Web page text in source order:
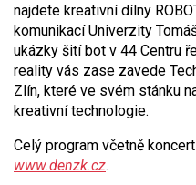
najdete kreativní dílny
komunikací Univerzity
ukázky šití bot v 44 Centru
reality vás zase zavede
Zlín, které ve svém stánku
kreativní technologie.
Celý program včetně
www.denzk.cz.